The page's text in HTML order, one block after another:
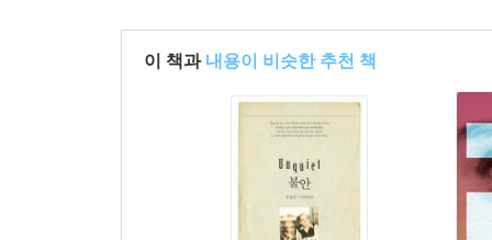
이 책과 내용이 비슷한 추천 책